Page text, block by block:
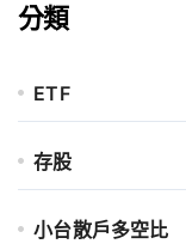
分類
ETF
存股
小台散戶多空比